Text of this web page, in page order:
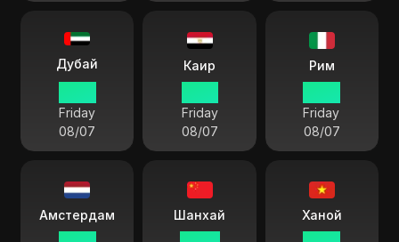
Дубай
Friday
08/07
Каир
Friday
08/07
Рим
Friday
08/07
Амстердам Шанхай Ханой